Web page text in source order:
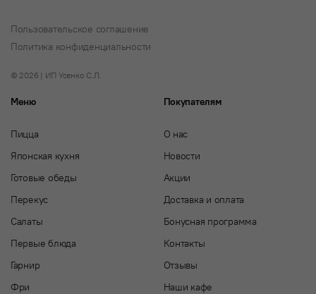
Пользовательское соглашение
Политика конфиденциальности
© 2026 | ИП Усенко С.Л.
Меню
Пицца
Японская кухня
Готовые обеды
Перекус
Салаты
Первые блюда
Гарнир
Фри
Покупателям
О нас
Новости
Акции
Доставка и оплата
Бонусная программа
Контакты
Отзывы
Наши кафе